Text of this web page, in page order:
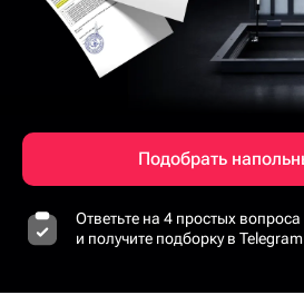
Подобрать
Ответьте на 4 простых вопроса
и получите подборку в